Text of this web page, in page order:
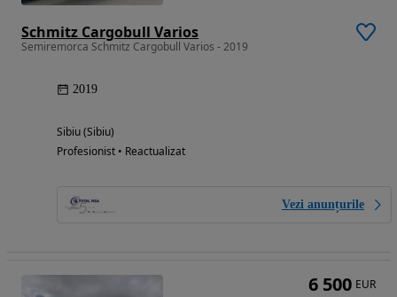
Schmitz Cargobull Varios
Semiremorca Schmitz Cargobull Varios - 2019
2019
Sibiu (Sibiu)
Profesionist • Reactualizat
Vezi anunțurile
6 500 EUR